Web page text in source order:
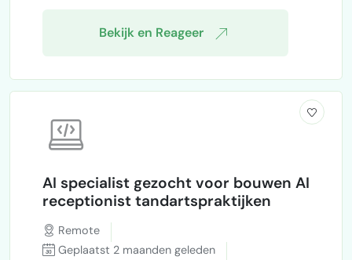
Bekijk en Reageer
AI specialist gezocht voor bouwen AI
receptionist tandartspraktijken
Remote
Geplaatst 2 maanden geleden